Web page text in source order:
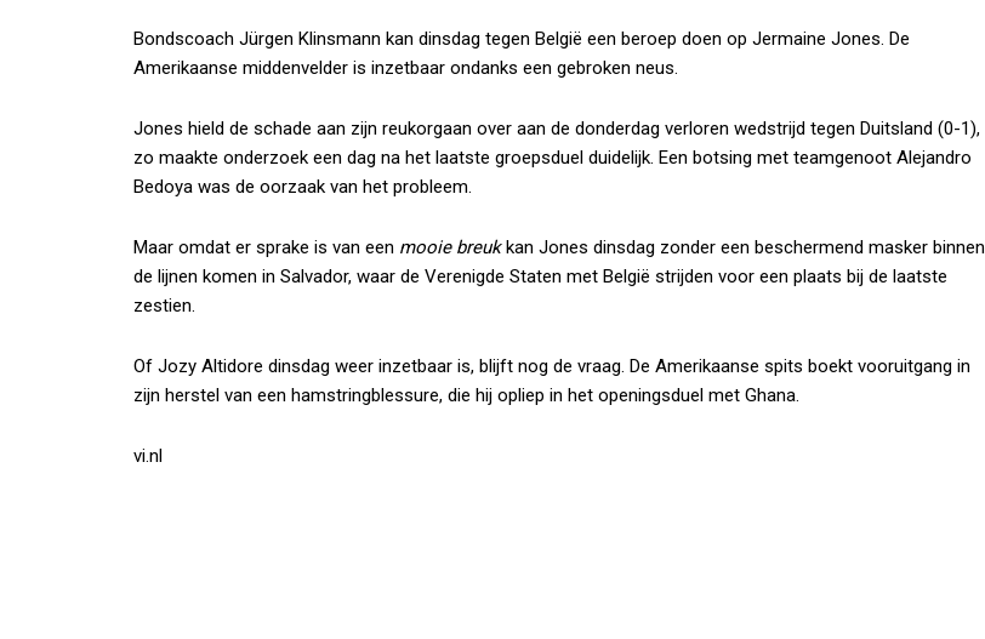
Bondscoach Jürgen Klinsmann kan dinsdag tegen België een beroep doen op Jermaine Jones. De
Amerikaanse middenvelder is inzetbaar ondanks een gebroken neus.
Jones hield de schade aan zijn reukorgaan over aan de donderdag verloren wedstrijd tegen Duitsland (0-1),
zo maakte onderzoek een dag na het laatste groepsduel duidelijk. Een botsing met teamgenoot Alejandro
Bedoya was de oorzaak van het probleem.
Maar omdat er sprake is van een mooie breukkan Jones dinsdag zonder een beschermend masker binnen
de lijnen komen in Salvador, waar de Verenigde Staten met België strijden voor een plaats bij de laatste
zestien.
Of Jozy Altidore dinsdag weer inzetbaar is, blijft nog de vraag. De Amerikaanse spits boekt vooruitgang in
zijn herstel van een hamstringblessure, die hij opliep in het openingsduel met Ghana.
vi.nl